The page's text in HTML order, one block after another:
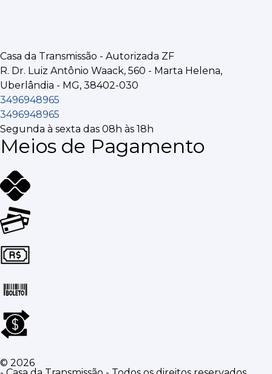
Casa da Transmissão - Autorizada ZF
R. Dr. Luiz Antônio Waack, 560 - Marta Helena,
Uberlândia - MG, 38402-030
3496948965
3496948965
Segunda à sexta das 08h às 18h
Meios de Pagamento
© 2026